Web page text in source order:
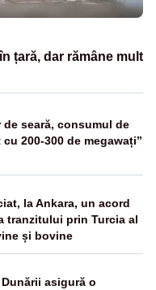
țară, dar rămâne mult
seară, consumul de
200-300 de megawați”
la Ankara, un acord
tranzitului prin Turcia al
și bovine
asigură o